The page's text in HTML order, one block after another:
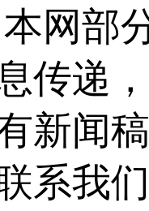
本网部
传递
新闻
系我